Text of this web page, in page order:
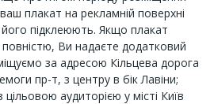
плакат на рекламній поверхні
його підклеюють. Якщо плакат
Ви надаєте додатковий
за адресою Кільцева дорога
пр-т, з центру в бік Лавіни;
цільовою аудиторією у місті Київ